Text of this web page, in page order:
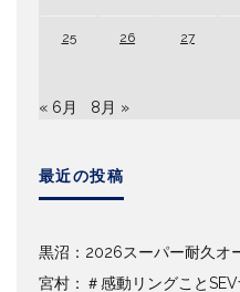
25 26 27
« 6月 8月 »
最近の投稿
黒沼：2026スーパー耐久オ
宮村：＃感動リングこと